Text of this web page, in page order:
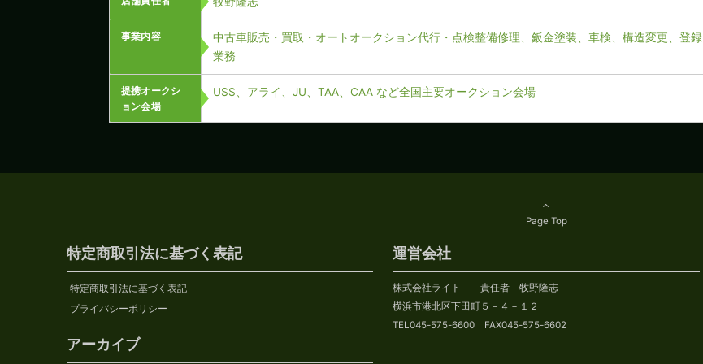
事業内容
中古車販売・買取・オートオークション代行・点検整備修理、鈑金塗装、車検、構造変更、登録
業務
提携オークシ
ョン会場
USS、アライ、JU、TAA、CAA など全国主要オークション会場
Page Top
特定商取引法に基づく表記
特定商取引法に基づく表記
プライバシーポリシー
アーカイブ
運営会社
株式会社ライト 責任者 牧野隆志
横浜市港北区下田町５－４－１２
TEL045-575-6600 FAX045-575-6602